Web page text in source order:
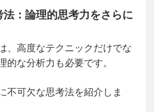
：論理的思考力をさらに
、高度なテクニックだけでな
的な分析力も必要です。
不可欠な思考法を紹介しま